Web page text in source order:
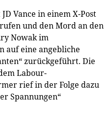
Vance in einem X-Post
und den Mord an den
Nowak im
auf eine angebliche
zurückgeführt. Die
Labour-
rief in der Folge dazu
Spannungen“